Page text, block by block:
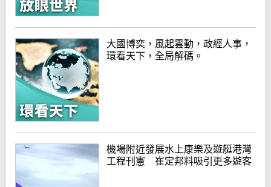
大國博奕，風起雲動，政經人事，
環看天下，全局解碼。
機場附近發展水上康樂及遊艇港灣
工程刊憲 崔定邦料吸引更多遊客